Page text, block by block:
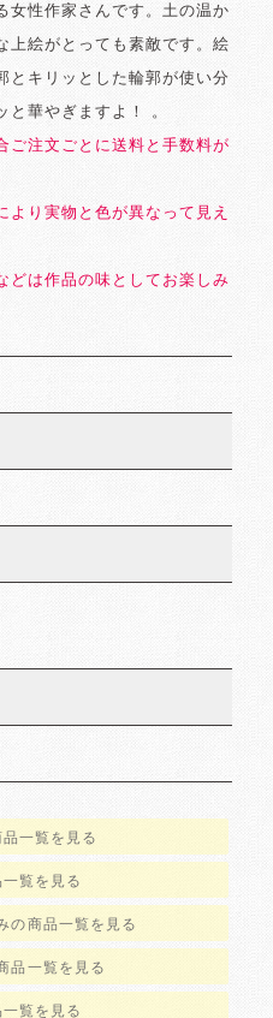
女性作家さんです。土の温か
上絵がとっても素敵です。絵
とキリッとした輪郭が使い分
と華やぎますよ！ 。
注文ごとに送料と手数料が
り実物と色が異なって見え
は作品の味としてお楽しみ
一覧を見る
覧を見る
の商品一覧を見る
品一覧を見る
覧を見る